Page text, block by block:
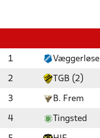
1 Væggerløse
2 TGB (2)
3 B. Frem
4 Tingsted